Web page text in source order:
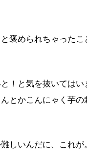
褒められちゃったこ
！と気を抜いてはい
とかこんにゃく芋の
しいんだに、これが